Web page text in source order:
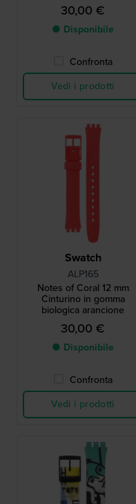
30,00 €
● Disponibile
Confronta
Vedi i prodotti
Swatch
ALP165
Notes of Coral 12 mm
Cinturino in gomma
biologica arancione
30,00 €
● Disponibile
Confronta
Vedi i prodotti